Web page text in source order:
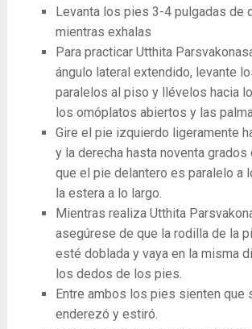
Levanta los pies 3-4 pulgadas de
mientras exhalas
Para practicar Utthita
ángulo lateral extendido, levante
paralelos al piso y llévelos hacia
los omóplatos abiertos y las
Gire el pie izquierdo ligeramente
y la derecha hasta noventa grados
que el pie delantero es paralelo a
la estera a lo largo.
Mientras realiza Utthita
asegúrese de que la rodilla de la
esté doblada y vaya en la misma
los dedos de los pies.
Entre ambos los pies sienten que
enderezó y estiró.